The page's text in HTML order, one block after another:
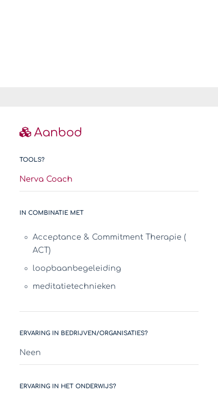
Aanbod
TOOLS?
Nerva Coach
IN COMBINATIE MET
Acceptance & Commitment Therapie (
ACT)
loopbaanbegeleiding
meditatietechnieken
ERVARING IN BEDRIJVEN/ORGANISATIES?
Neen
ERVARING IN HET ONDERWIJS?